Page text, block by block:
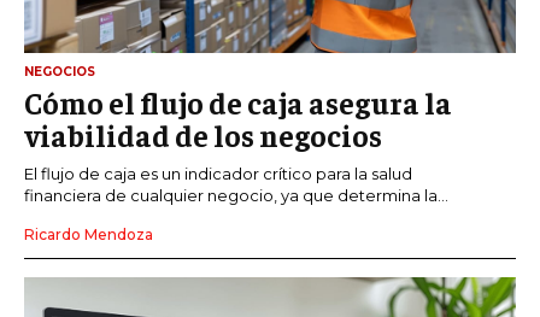
NEGOCIOS
Cómo el flujo de caja asegura la
viabilidad de los negocios
El flujo de caja es un indicador crítico para la salud
financiera de cualquier negocio, ya que determina la...
Ricardo Mendoza